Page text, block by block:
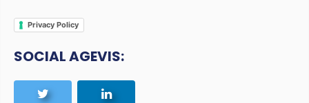
Privacy Policy
SOCIAL AGEVIS: